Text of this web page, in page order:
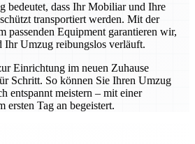
bedeutet, dass Ihr Mobiliar und Ihre
transportiert werden. Mit der
passenden Equipment garantieren wir,
Ihr Umzug reibungslos verläuft.
Einrichtung im neuen Zuhause
Schritt. So können Sie Ihren Umzug
entspannt meistern – mit einer
ersten Tag an begeistert.